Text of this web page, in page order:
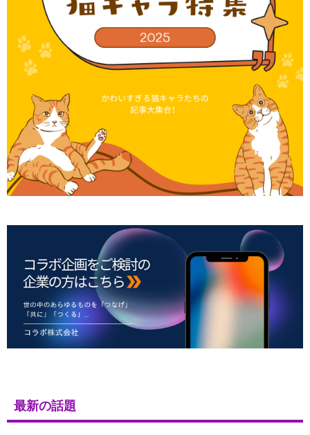
最新の話題